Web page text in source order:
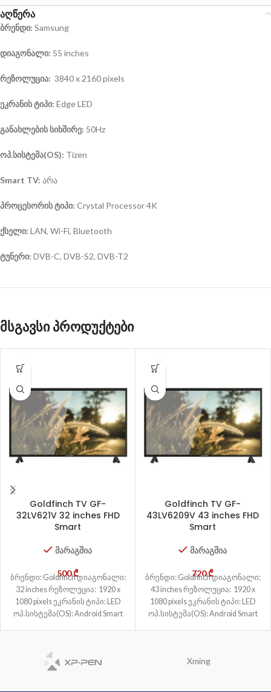
აღწერა
ბრენდი: Samsung
დიაგონალი: 55 inches
რეზოლუცია: 3840 x 2160 pixels
ეკრანისტიპი: Edge LED
განახლების სიხშირე: 50Hz
ოპ.სისტემა(OS): Tizen
Smart TV: არა
პროცესორისტიპი: Crystal Processor 4K
ქსელი: LAN, Wi-Fi, Bluetooth
ტუნერი: DVB-C, DVB-S2, DVB-T2
მსგავსი პროდუქტები
Goldfinch TV GF-
32LV621V 32 inches FHD
Smart
მარაგშია
500₾
ბრენდი: Goldfinch დიაგონალი:
32 inches რეზოლუცია: 1920 x
1080 pixels ეკრანის ტიპი: LED
ოპ.სისტემა(OS): Android Smart
Goldfinch TV GF-
43LV6209V 43 inches FHD
Smart
მარაგშია
720₾
ბრენდი: Goldfinch დიაგონალი:
43 inches რეზოლუცია: 1920 x
1080 pixels ეკრანის ტიპი: LED
ოპ.სისტემა(OS): Android Smart
Xming